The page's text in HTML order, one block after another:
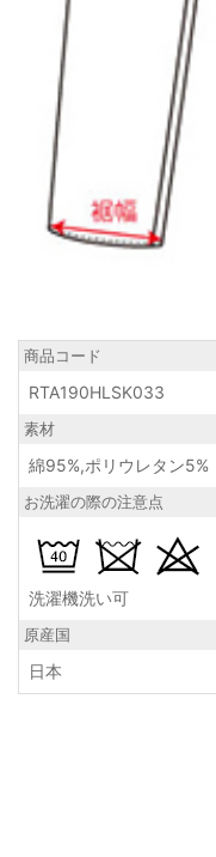
商品コード
RTA190HLSK033
素材
綿95%,ポリウレタン5%
お洗濯の際の注意点
洗濯機洗い可
原産国
日本